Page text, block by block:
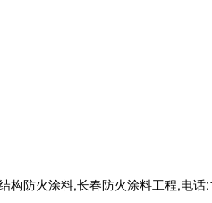
构防火涂料,长春防火涂料工程,电